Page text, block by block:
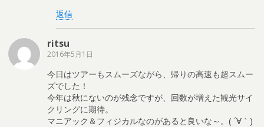
返信
ritsu
2016年5月1日
今日はツアーもスムーズながら、帰りの高速も超スムー
ズでした！
今年は秋にないのが残念ですが、回数が増えた観光サイ
クリングに期待。
マニアック＆フィジカルなのがあると良いな～。( ´∀｀)